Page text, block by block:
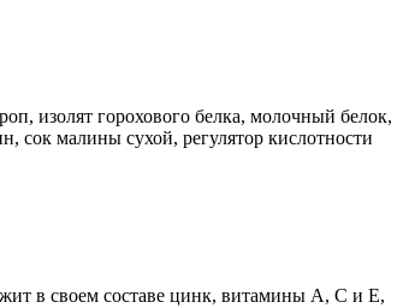
изолят горохового белка, молочный белок,
сок малины сухой, регулятор кислотности
в своем составе цинк, витамины А, С и Е,